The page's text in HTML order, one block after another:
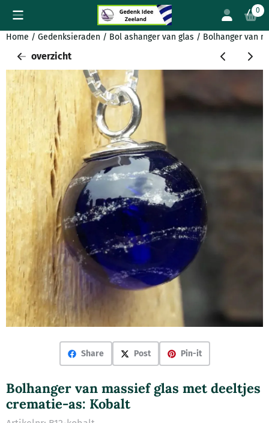
Cookievoorkeuren zijn beschikbaar. Kies instellingen of sta0
Home / Gedenksieraden / Bol ashanger van glas / Bolhanger van
overzicht
Share Post Pin-it
Bolhanger van massief glas met deeltjes
crematie-as: Kobalt